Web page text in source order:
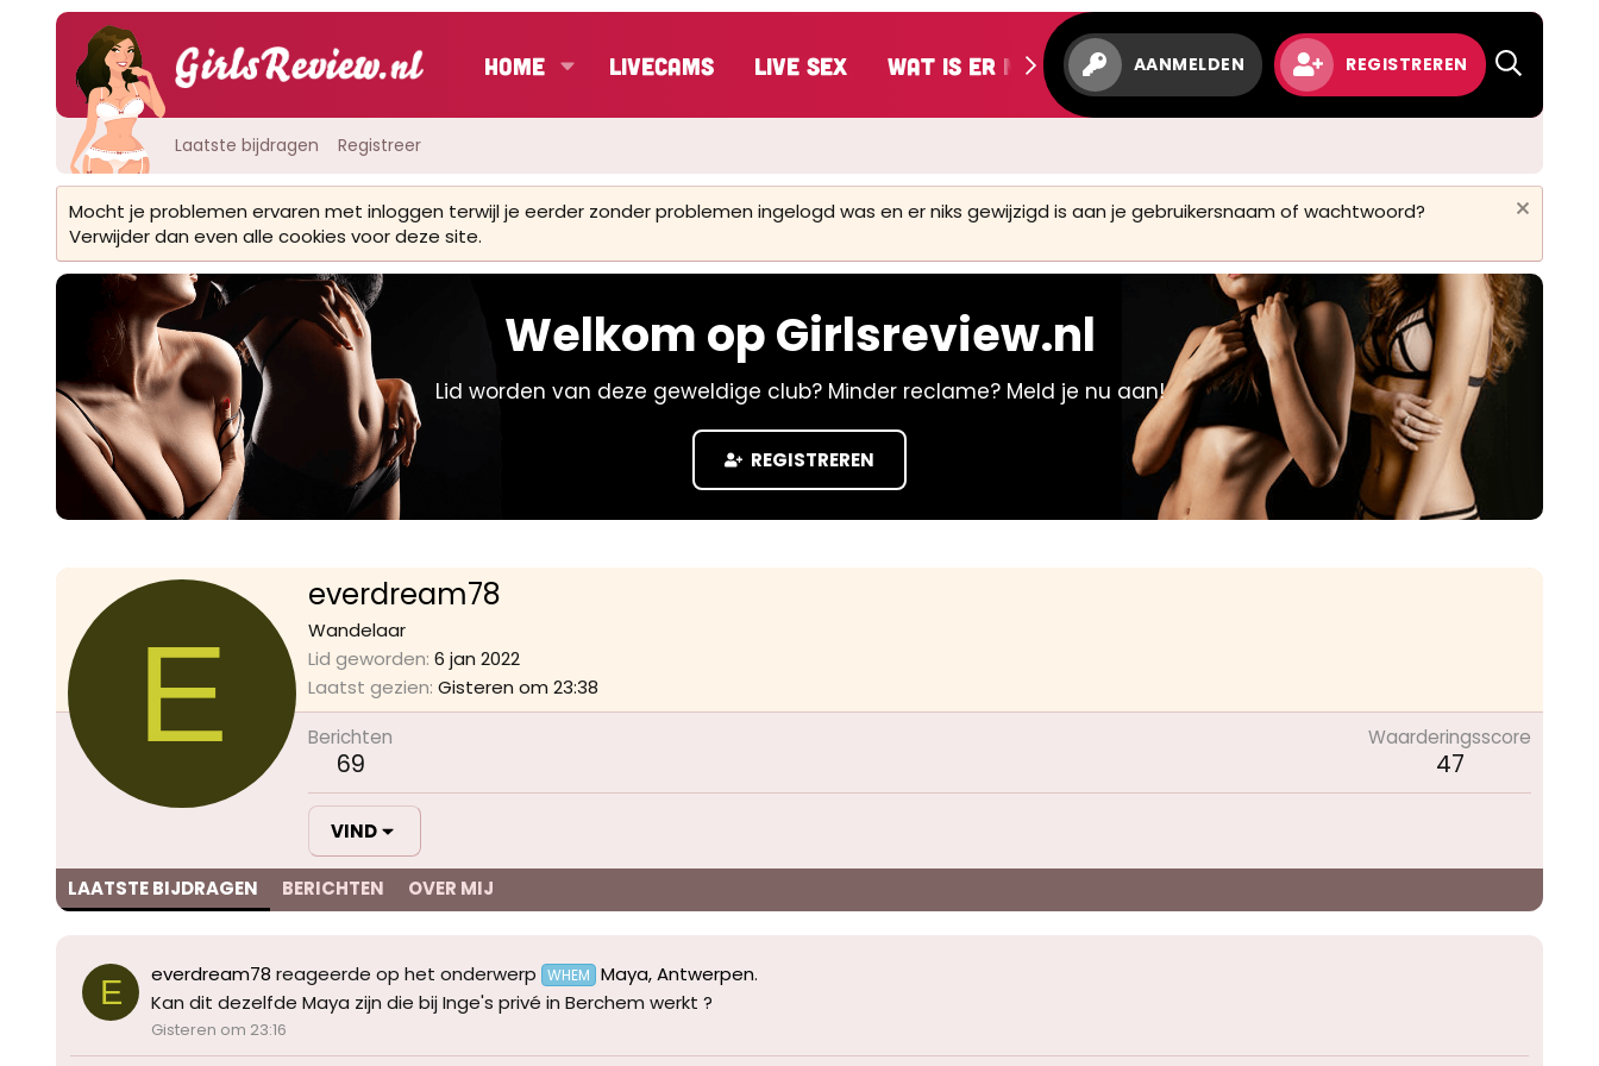
Home LiveCams Live Sex Wat is er nieuw AANMELDEN REGISTREREN
Laatste bijdragen Registreer
Mocht je problemen ervaren met inloggen terwijl je eerder zonder problemen ingelogd was en er niks gewijzigd is aan je gebruikersnaam of wachtwoord?
Verwijder dan even alle cookies voor deze site.
Welkom op Girlsreview.nl
Lid worden van deze geweldige club? Minder reclame? Meld je nu aan!
REGISTREREN
E
everdream78
Wandelaar
Lid geworden 6 jan 2022
Laatst gezien Gisteren om 23:38
Berichten
69
Waarderingsscore
47
VIND
LAATSTE BIJDRAGEN BERICHTEN OVER MIJ
E everdream78 reageerde op het onderwerp WHEM Maya, Antwerpen.
Kan dit dezelfde Maya zijn die bij Inge's privé in Berchem werkt ?
Gisteren om 23:16